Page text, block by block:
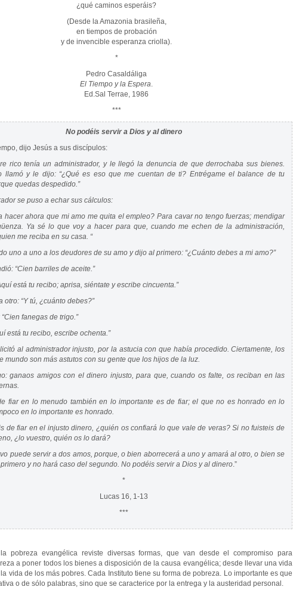
¿qué caminos esperáis?
(Desde la Amazonia brasileña,
en tiempos de probación
y de invencible esperanza criolla).
*
Pedro Casaldáliga
El Tiempo y la Espera.
Ed.Sal Terrae, 1986
***
No podéis servir a Dios y al dinero
dijo Jesús a sus discípulos:
rico tenía un administrador, y le llegó la denuncia de que derrochaba sus bienes.
llamó y le dijo: “¿Qué es eso que me cuentan de ti? Entrégame el balance de tu
quedas despedido.”
se puso a echar sus cálculos:
hacer ahora que mi amo me quita el empleo? Para cavar no tengo fuerzas; mendigar
Ya sé lo que voy a hacer para que, cuando me echen de la administración,
me reciba en su casa. “
uno a uno a los deudores de su amo y dijo al primero: “¿Cuánto debes a mi amo?”
“Cien barriles de aceite.”
está tu recibo; aprisa, siéntate y escribe cincuenta.”
otro: “Y tú, ¿cuánto debes?”
fanegas de trigo.”
está tu recibo, escribe ochenta.”
al administrador injusto, por la astucia con que había procedido. Ciertamente, los
mundo son más astutos con su gente que los hijos de la luz.
ganaos amigos con el dinero injusto, para que, cuando os falte, os reciban en las
fiar en lo menudo también en lo importante es de fiar; el que no es honrado en lo
en lo importante es honrado.
de fiar en el injusto dinero, ¿quién os confiará lo que vale de veras? Si no fuisteis de
¿lo vuestro, quién os lo dará?
puede servir a dos amos, porque, o bien aborrecerá a uno y amará al otro, o bien se
y no hará caso del segundo. No podéis servir a Dios y al dinero.”
*
Lucas 16, 1-13
***
pobreza evangélica reviste diversas formas, que van desde el compromiso para
a poner todos los bienes a disposición de la causa evangélica; desde llevar una vida
vida de los más pobres. Cada Instituto tiene su forma de pobreza. Lo importante es que
o de sólo palabras, sino que se caracterice por la entrega y la austeridad personal.